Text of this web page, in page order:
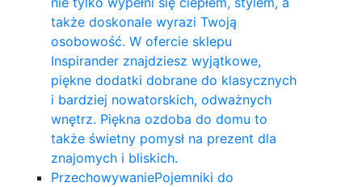
także doskonale wyrazi Twoją
osobowość. W ofercie sklepu
Inspirander znajdziesz wyjątkowe,
piękne dodatki dobrane do klasycznych
i bardziej nowatorskich, odważnych
wnętrz. Piękna ozdoba do domu to
także świetny pomysł na prezent dla
znajomych i bliskich.
PrzechowywaniePojemniki do